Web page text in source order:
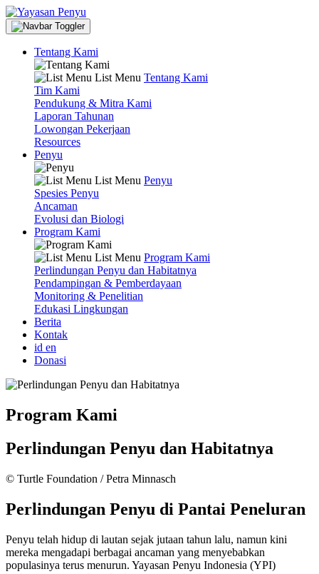
Tentang Kami
List Menu Tentang Kami
Tim Kami
Pendukung & Mitra Kami
Laporan Tahunan
Lowongan Pekerjaan
Resources
Penyu
List Menu Penyu
Spesies Penyu
Ancaman
Evolusi dan Biologi
Program Kami
List Menu Program Kami
Perlindungan Penyu dan Habitatnya
Pendampingan & Pemberdayaan
Monitoring & Penelitian
Edukasi Lingkungan
Berita
Kontak
id en
Donasi
Program Kami
Perlindungan Penyu dan Habitatnya
© Turtle Foundation / Petra Minnasch
Perlindungan Penyu di Pantai Peneluran
Penyu telah hidup di lautan sejak jutaan tahun lalu, namun kini
mereka mengadapi berbagai ancaman yang menyebabkan
populasinya terus menurun. Yayasan Penyu Indonesia (YPI)